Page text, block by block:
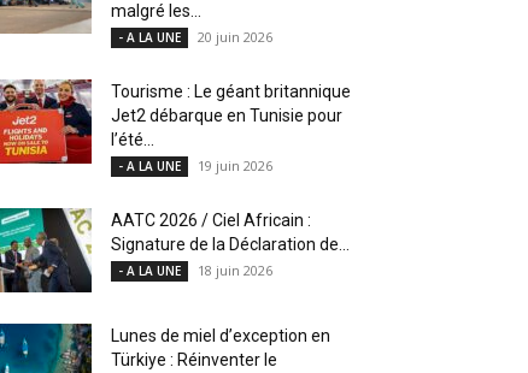
malgré les...
- A LA UNE 20 juin 2026
Tourisme : Le géant britannique
Jet2 débarque en Tunisie pour
l’été...
- A LA UNE 19 juin 2026
AATC 2026 / Ciel Africain :
Signature de la Déclaration de...
- A LA UNE 18 juin 2026
Lunes de miel d’exception en
Türkiye : Réinventer le